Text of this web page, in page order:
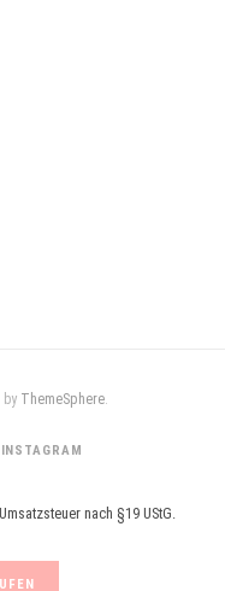
by ThemeSphere.
INSTAGRAM
nach §19 UStG.